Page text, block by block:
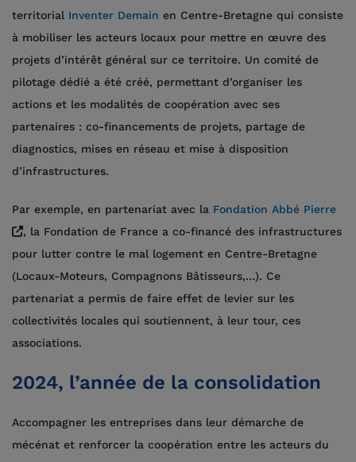
territorial Inventer Demain en Centre-Bretagne qui consiste
à mobiliser les acteurs locaux pour mettre en œuvre des
projets d’intérêt général sur ce territoire. Un comité de
pilotage dédié a été créé, permettant d’organiser les
actions et les modalités de coopération avec ses
partenaires : co-financements de projets, partage de
diagnostics, mises en réseau et mise à disposition
d’infrastructures.
Par exemple, en partenariat avec la Fondation Abbé Pierre
, la Fondation de France a co-financé des infrastructures
pour lutter contre le mal logement en Centre-Bretagne
(Locaux-Moteurs, Compagnons Bâtisseurs,…). Ce
partenariat a permis de faire effet de levier sur les
collectivités locales qui soutiennent, à leur tour, ces
associations.
2024, l’année de la consolidation
Accompagner les entreprises dans leur démarche de
mécénat et renforcer la coopération entre les acteurs du